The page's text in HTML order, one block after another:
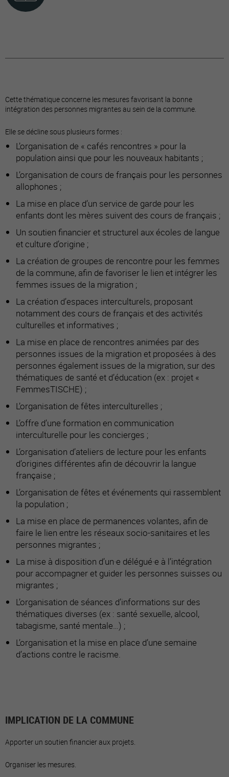
Cette thématique concerne les mesures favorisant la bonne
intégration des personnes migrantes au sein de la commune.
Elle se décline sous plusieurs formes :
L’organisation de « cafés rencontres » pour la
population ainsi que pour les nouveaux habitants ;
L’organisation de cours de français pour les personnes
allophones ;
La mise en place d’un service de garde pour les
enfants dont les mères suivent des cours de français ;
Un soutien financier et structurel aux écoles de langue
et culture d’origine ;
La création de groupes de rencontre pour les femmes
de la commune, afin de favoriser le lien et intégrer les
femmes issues de la migration ;
La création d’espaces interculturels, proposant
notamment des cours de français et des activités
culturelles et informatives ;
La mise en place de rencontres animées par des
personnes issues de la migration et proposées à des
personnes également issues de la migration, sur des
thématiques de santé et d’éducation (ex : projet «
FemmesTISCHE) ;
L’organisation de fêtes interculturelles ;
L’offre d’une formation en communication
interculturelle pour les concierges ;
L’organisation d’ateliers de lecture pour les enfants
d’origines différentes afin de découvrir la langue
française ;
L’organisation de fêtes et événements qui rassemblent
la population ;
La mise en place de permanences volantes, afin de
faire le lien entre les réseaux socio-sanitaires et les
personnes migrantes ;
La mise à disposition d’un·e délégué·e à l’intégration
pour accompagner et guider les personnes suisses ou
migrantes ;
L’organisation de séances d’informations sur des
thématiques diverses (ex : santé sexuelle, alcool,
tabagisme, santé mentale…) ;
L’organisation et la mise en place d’une semaine
d’actions contre le racisme.
IMPLICATION DE LA COMMUNE
Apporter un soutien financier aux projets.
Organiser les mesures.